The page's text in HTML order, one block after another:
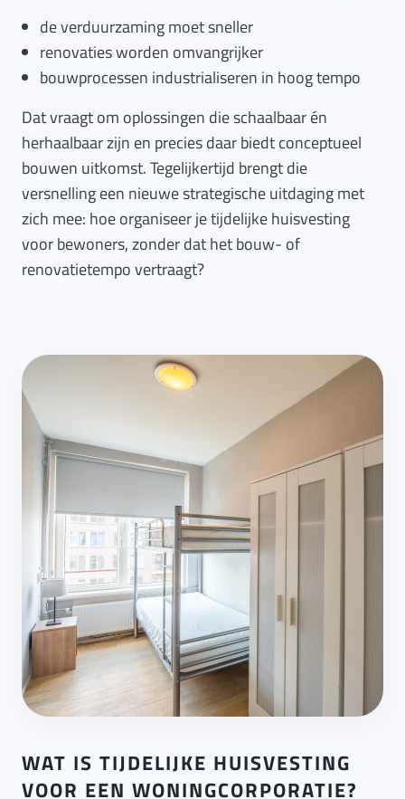
de verduurzaming moet sneller
renovaties worden omvangrijker
bouwprocessen industrialiseren in hoog tempo
Dat vraagt om oplossingen die schaalbaar én
herhaalbaar zijn en precies daar biedt conceptueel
bouwen uitkomst. Tegelijkertijd brengt die
versnelling een nieuwe strategische uitdaging met
zich mee: hoe organiseer je tijdelijke huisvesting
voor bewoners, zonder dat het bouw- of
renovatietempo vertraagt?
WAT IS TIJDELIJKE HUISVESTING
VOOR EEN WONINGCORPORATIE?